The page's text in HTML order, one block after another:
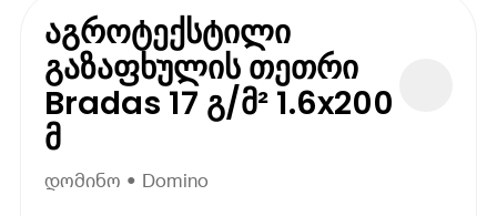
აგროტექსტილი
გაზაფხულის თეთრი
Bradas 17 გ/მ² 1.6x200
მ
დომინო • Domino